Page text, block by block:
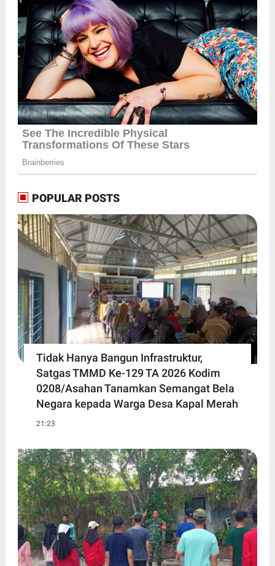
POPULAR POSTS
Tidak Hanya Bangun Infrastruktur,
Satgas TMMD Ke-129 TA 2026 Kodim
0208/Asahan Tanamkan Semangat Bela
Negara kepada Warga Desa Kapal Merah
21:23